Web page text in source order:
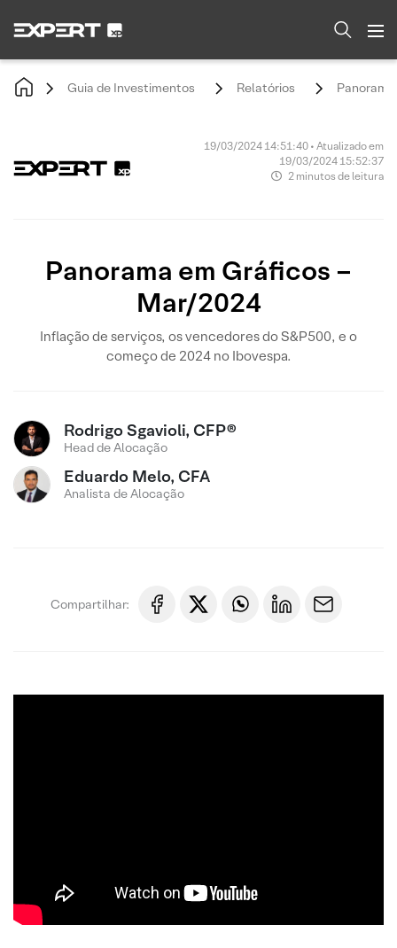
Guia de Investimentos Relatórios
19/03/2024 14:51:40 • Atualizado em
19/03/2024 15:52:37
2 minutos de leitura
Panorama em Gráficos –
Mar/2024
Inflação de serviços, os vencedores do S&P500, e o
começo de 2024 no Ibovespa.
Rodrigo Sgavioli, CFP®
Head de Alocação
Eduardo Melo, CFA
Analista de Alocação
Compartilhar: